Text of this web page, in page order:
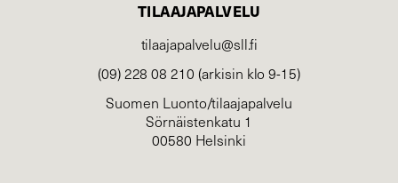
TILAAJAPALVELU
tilaajapalvelu@sll.fi
(09) 228 08 210 (arkisin klo 9-15)
Suomen Luonto/tilaajapalvelu
Sörnäistenkatu 1
00580 Helsinki